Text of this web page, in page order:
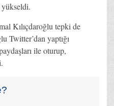
Kılıçdaroğlu tepki de
Twitter’dan yaptığı
ile oturup,